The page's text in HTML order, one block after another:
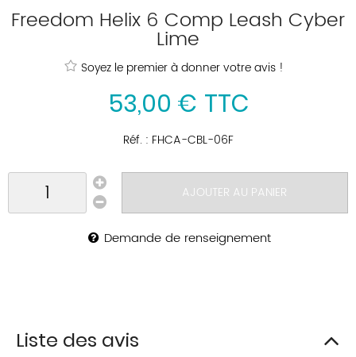
Freedom Helix 6 Comp Leash Cyber
Lime
Soyez le premier à donner votre avis !
53,00 € TTC
Réf. : FHCA-CBL-06F
AJOUTER AU PANIER
Demande de renseignement
Liste des avis